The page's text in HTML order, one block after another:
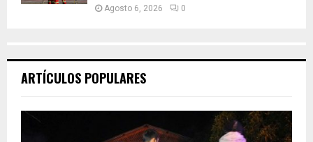
Agosto 6, 2026 0
ARTÍCULOS POPULARES